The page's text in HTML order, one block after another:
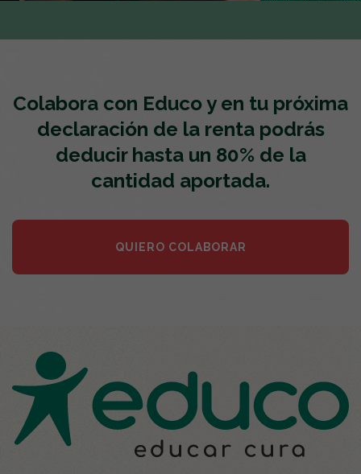
Colabora con Educo y en tu próxima
declaración de la renta podrás
deducir hasta un 80% de la
cantidad aportada.
QUIERO COLABORAR